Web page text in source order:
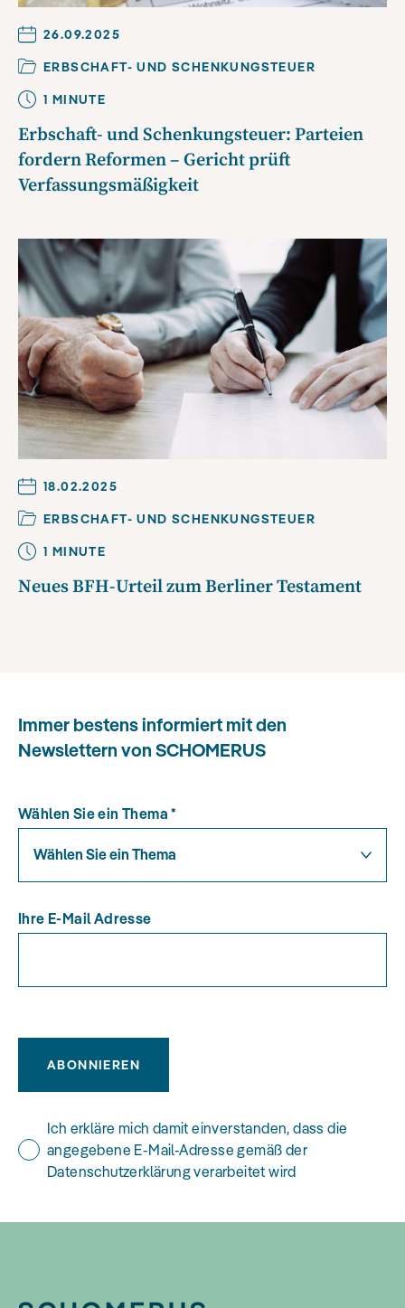
26.09.2025
ERBSCHAFT- UND SCHENKUNGSTEUER
1 MINUTE
Erbschaft- und Schenkungsteuer: Parteien
fordern Reformen – Gericht prüft
Verfassungsmäßigkeit
18.02.2025
ERBSCHAFT- UND SCHENKUNGSTEUER
1 MINUTE
Neues BFH-Urteil zum Berliner Testament
Immer bestens informiert mit den
Newslettern von SCHOMERUS
Wählen Sie ein Thema *
Wählen Sie ein Thema
Ihre E-Mail Adresse
ABONNIEREN
Ich erkläre mich damit einverstanden, dass die
angegebene E-Mail-Adresse gemäß der
Datenschutzerklärung verarbeitet wird